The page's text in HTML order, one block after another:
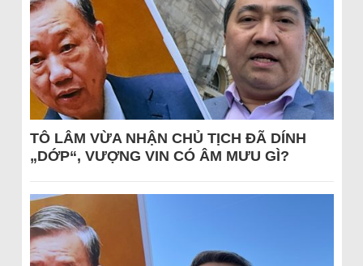
TÔ LÂM VỪA NHẬN CHỦ TỊCH ĐÃ DÍNH
„DỚP“, VƯỢNG VIN CÓ ÂM MƯU GÌ?